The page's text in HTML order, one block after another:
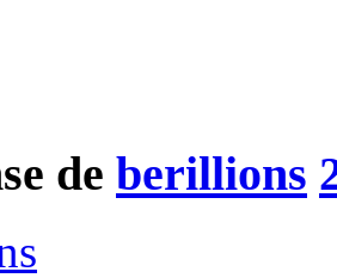
de berillions